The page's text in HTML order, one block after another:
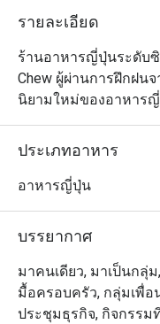
รายละเอียด
ร้านอาหารญี่ปุ่นระดับซิ
Chew ผู้ผ่านการฝึกฝน
นิยามใหม่ของอาหาร
และเปี่ยมด้วยรสชาติ
วัตถุดิบท้องถิ่นและจา
แบบเทโชกุ (Teishoku)
ประเภทอาหาร
อาหารญี่ปุ่น
บรรยากาศ
มาคนเดียว, มาเป็นกลุ่
มื้อครอบครัว, กลุ่มเพื่อ
ประชุมธุรกิจ, กิจกรรม